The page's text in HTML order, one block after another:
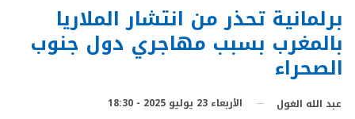
برلمانية تحذر من انتشار الملاريا
بالمغرب بسبب مهاجري دول جنوب
الصحراء
عبد الله الغول الأربعاء 23 يوليو 2025 - 18:30